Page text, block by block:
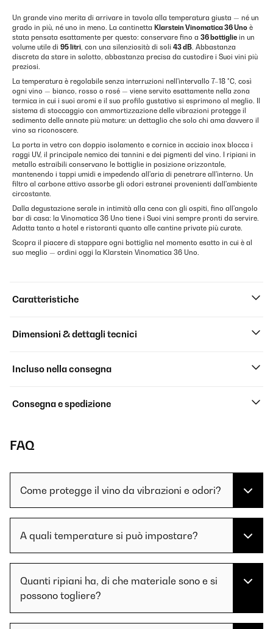
Un grande vino merita di arrivare in tavola alla temperatura giusta — né un
grado in più, né uno in meno. La cantinetta Klarstein Vinomatica 36 Uno è
stata pensata esattamente per questo: conservare fino a 36 bottiglie in un
volume utile di 95 litri, con una silenziosità di soli 43 dB. Abbastanza
discreta da stare in salotto, abbastanza precisa da custodire i Suoi vini più
preziosi.
La temperatura è regolabile senza interruzioni nell'intervallo 7–18 °C, così
ogni vino — bianco, rosso o rosé — viene servito esattamente nella zona
termica in cui i suoi aromi e il suo profilo gustativo si esprimono al meglio. Il
sistema di stoccaggio con ammortizzazione delle vibrazioni protegge il
sedimento delle annate più mature: un dettaglio che solo chi ama davvero il
vino sa riconoscere.
La porta in vetro con doppio isolamento e cornice in acciaio inox blocca i
raggi UV, il principale nemico dei tannini e dei pigmenti del vino. I ripiani in
metallo estraibili conservano le bottiglie in posizione orizzontale,
mantenendo i tappi umidi e impedendo all'aria di penetrare all'interno. Un
filtro al carbone attivo assorbe gli odori estranei provenienti dall'ambiente
circostante.
Dalla degustazione serale in intimità alla cena con gli ospiti, fino all'angolo
bar di casa: la Vinomatica 36 Uno tiene i Suoi vini sempre pronti da servire.
Adatta tanto a hotel e ristoranti quanto alle cantine private più curate.
Scopra il piacere di stappare ogni bottiglia nel momento esatto in cui è al
suo meglio — ordini oggi la Klarstein Vinomatica 36 Uno.
Caratteristiche
Dimensioni & dettagli tecnici
Incluso nella consegna
Consegna e spedizione
FAQ
Come protegge il vino da vibrazioni e odori?
A quali temperature si può impostare?
Quanti ripiani ha, di che materiale sono e si
possono togliere?